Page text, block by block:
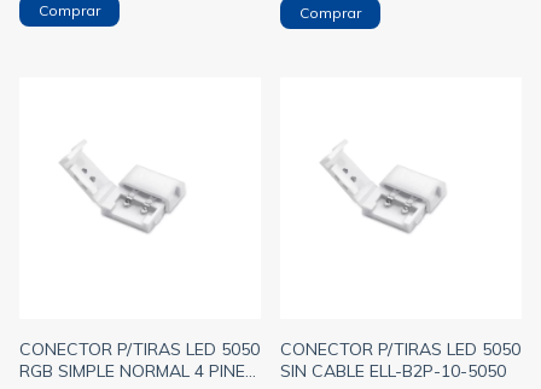
CONECTOR P/TIRAS LED 5050
RGB SIMPLE NORMAL 4 PINES
CONECTOR P/TIRAS LED 5050
SIN CABLE ELL-B2P-10-5050